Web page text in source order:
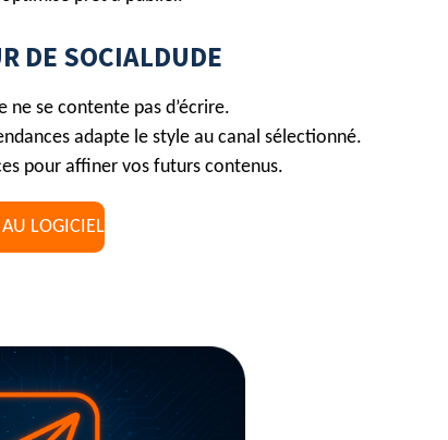
DE SOCIALDUDE
ne se contente pas d’écrire.
adapte le style au canal sélectionné.
pour affiner vos futurs contenus.
AU LOGICIEL